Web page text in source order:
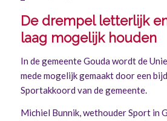
De drempel letterlijk
laag mogelijk houden
In de gemeente Gouda wordt de
mede mogelijk gemaakt door een
Sportakkoord van de gemeente.
Michiel Bunnik, wethouder Sport in